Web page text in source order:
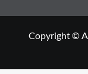
Copyright ©